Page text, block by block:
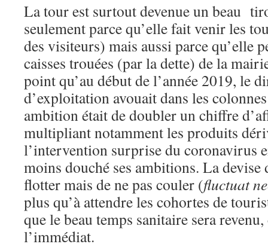
La tour est surtout devenue un beau
seulement parce qu’elle fait venir les
des visiteurs) mais aussi parce qu’elle
caisses trouées (par la dette) de la
point qu’au début de l’année 2019, le
d’exploitation avouait dans les
ambition était de doubler un chiffre
multipliant notamment les produits
l’intervention surprise du coronavirus
moins douché ses ambitions. La devise
flotter mais de ne pas couler (fluctuat
plus qu’à attendre les cohortes de
que le beau temps sanitaire sera revenu,
l’immédiat.